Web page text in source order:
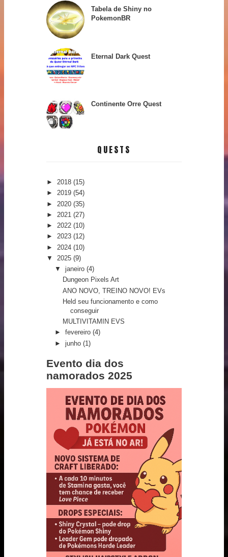
Tabela de Shiny no
PokemonBR
Eternal Dark Quest
Continente Orre Quest
QUESTS
► 2018 (15)
► 2019 (54)
► 2020 (35)
► 2021 (27)
► 2022 (10)
► 2023 (12)
► 2024 (10)
▼ 2025 (9)
▼ janeiro (4)
Dungeon Pixels Art
ANO NOVO, TREINO NOVO! EVs
Held seu funcionamento e como
conseguir
MULTIVITAMIN EVS
► fevereiro (4)
► junho (1)
Evento dia dos
namorados 2025